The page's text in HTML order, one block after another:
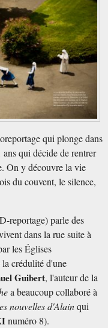
qui plonge dans
qui décide de rentrer
On y découvre la vie
du couvent, le silence,
reportage) parle des
dans la rue suite à
les Églises
crédulité d'une
Guibert, l'auteur de la
a beaucoup collaboré à
nouvelles d'Alainqui
numéro 8).